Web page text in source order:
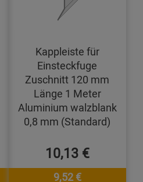
Kappleiste für
Einsteckfuge
Zuschnitt 120 mm
Länge 1 Meter
Aluminium walzblank
0,8 mm (Standard)
10,13 €
9,52 €